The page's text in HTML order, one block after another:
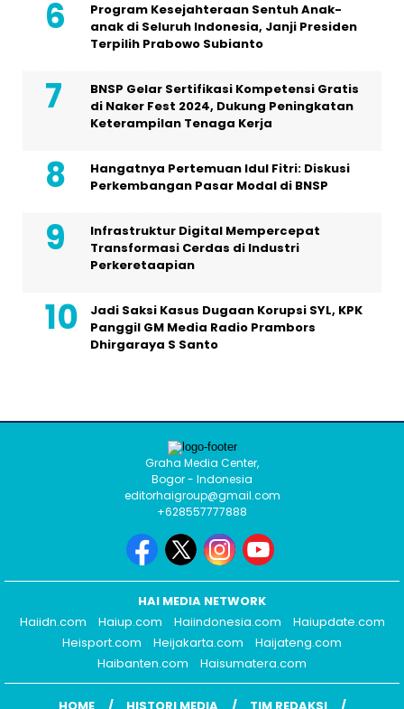
Program Kesejahteraan Sentuh Anak-
anak di Seluruh Indonesia, Janji Presiden
Terpilih Prabowo Subianto
BNSP Gelar Sertifikasi Kompetensi Gratis
di Naker Fest 2024, Dukung Peningkatan
Keterampilan Tenaga Kerja
Hangatnya Pertemuan Idul Fitri: Diskusi
Perkembangan Pasar Modal di BNSP
Infrastruktur Digital Mempercepat
Transformasi Cerdas di Industri
Perkeretaapian
Jadi Saksi Kasus Dugaan Korupsi SYL, KPK
Panggil GM Media Radio Prambors
Dhirgaraya S Santo
Graha Media Center,
Bogor - Indonesia
editorhaigroup@gmail.com
+628557777888
HAI MEDIA NETWORK
Haiidn.com
Haiup.com Haiindonesia.com
Haiupdate.com
Heisport.com
Heijakarta.com
Haijateng.com
Haibanten.com
Haisumatera.com